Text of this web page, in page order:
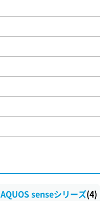
AQUOS senseシリーズ(4)